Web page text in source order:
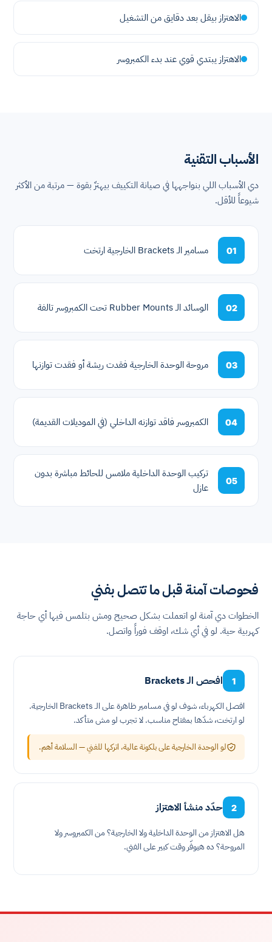
الاهتزاز بيقل بعد دقايق من التشغيل
الاهتزاز يبتدي قوي عند بدء الكمبروسر
الأسباب التقنية
دي الأسباب اللي بنواجهها في صيانة التكييف بيهتزّ بقوة — مرتبة من الأكثر
شيوعاً للأقل.
01 مسامير الـ Brackets الخارجية ارتخت
02 الوسائد الـ Rubber Mounts تحت الكمبروسر تالفة
03 مروحة الوحدة الخارجية فقدت ريشة أو فقدت توازنها
04 الكمبروسر فاقد توازنه الداخلي (في الموديلات القديمة)
05
تركيب الوحدة الداخلية ملامس للحائط مباشرة بدون
عازل
فحوصات آمنة قبل ما تتصل بفني
الخطوات دي آمنة لو اتعملت بشكل صحيح ومش بتلمس فيها أي حاجة
كهربية حية. لو في أي شك، اوقف فوراً واتصل.
1 افحص الـ Brackets
افصل الكهرباء، شوف لو في مسامير ظاهرة على الـ Brackets الخارجية.
لو ارتخت، شدّها بمفتاح مناسب. لا تجرب لو مش متأكد.
لو الوحدة الخارجية على بلكونة عالية، اتركها للفني — السلامة أهم.
2 حدّد منشأ الاهتزاز
هل الاهتزاز من الوحدة الداخلية ولا الخارجية؟ من الكمبروسر ولا
المروحة؟ ده هيوفّر وقت كبير على الفني.